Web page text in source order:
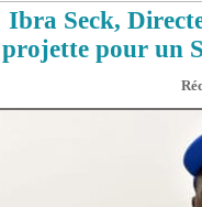
Ibra Seck,
pour un